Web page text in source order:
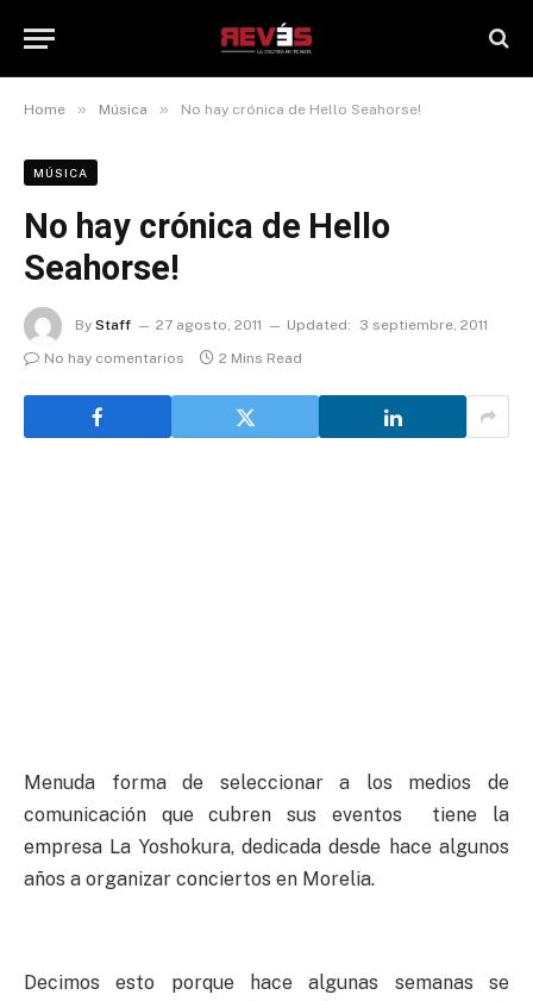
Home » Música » No hay crónica de Hello Seahorse!
MÚSICA
No hay crónica de Hello
Seahorse!
By Staff 27 agosto, 2011 Updated:
3 septiembre, 2011
No hay comentarios
2 Mins Read
Menuda forma de seleccionar a los medios de
comunicación que cubren sus eventos tiene la
empresa La Yoshokura, dedicada desde hace algunos
años a organizar conciertos en Morelia.
Decimos esto porque hace algunas semanas se